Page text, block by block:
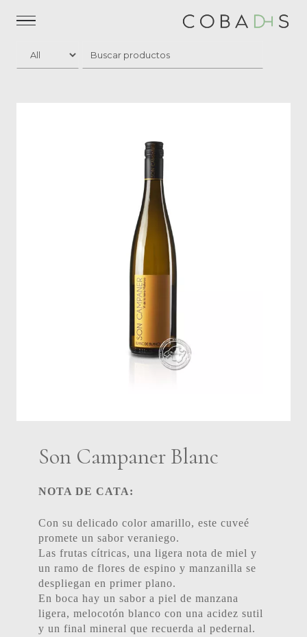
Son Campaner Blanc
NOTA DE CATA:
Con su delicado color amarillo, este cuveé
promete un sabor veraniego.
Las frutas cítricas, una ligera nota de miel y
un ramo de flores de espino y manzanilla se
despliegan en primer plano.
En boca hay un sabor a piel de manzana
ligera, melocotón blanco con una acidez sutil
y un final mineral que recuerda al pedernal.